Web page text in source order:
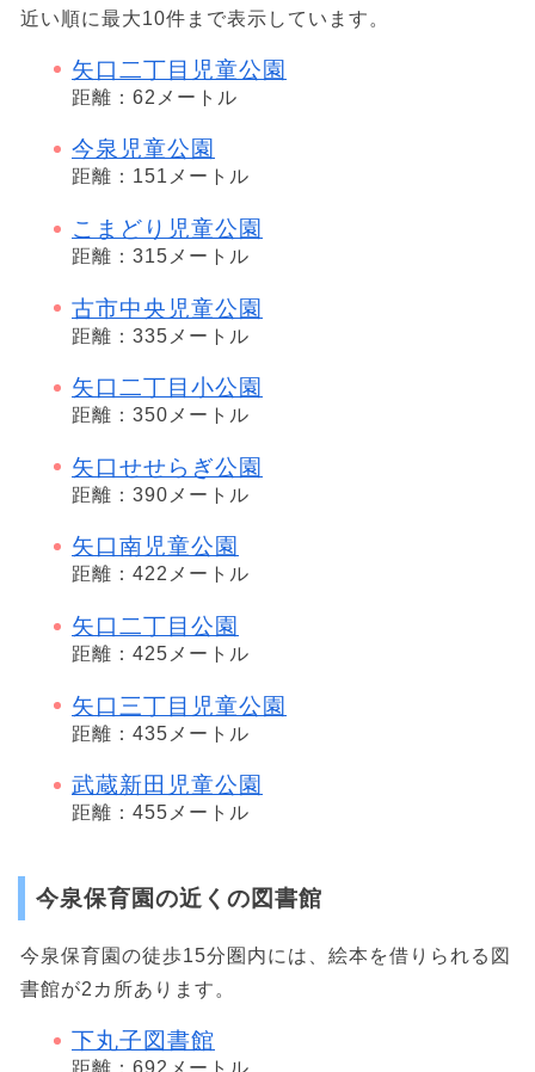
近い順に最大10件まで表示しています。
矢口二丁目児童公園
距離：62メートル
今泉児童公園
距離：151メートル
こまどり児童公園
距離：315メートル
古市中央児童公園
距離：335メートル
矢口二丁目小公園
距離：350メートル
矢口せせらぎ公園
距離：390メートル
矢口南児童公園
距離：422メートル
矢口二丁目公園
距離：425メートル
矢口三丁目児童公園
距離：435メートル
武蔵新田児童公園
距離：455メートル
今泉保育園の近くの図書館
今泉保育園の徒歩15分圏内には、絵本を借りられる図
書館が2カ所あります。
下丸子図書館